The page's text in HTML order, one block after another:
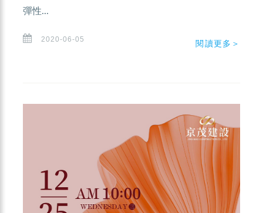
彈性...
2020-06-05 閱讀更多＞